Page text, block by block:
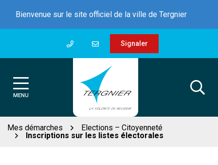
contenu
Bienvenue sur le site officiel de la ville de Tergnier
Signaler
MENU
Mes démarches
Elections – Citoyenneté
Inscriptions sur les listes électorales